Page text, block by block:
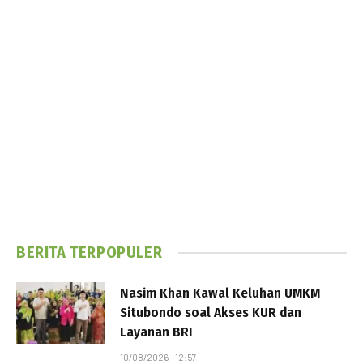
BERITA TERPOPULER
Nasim Khan Kawal Keluhan UMKM
Situbondo soal Akses KUR dan
Layanan BRI
10/08/2026 - 12:57